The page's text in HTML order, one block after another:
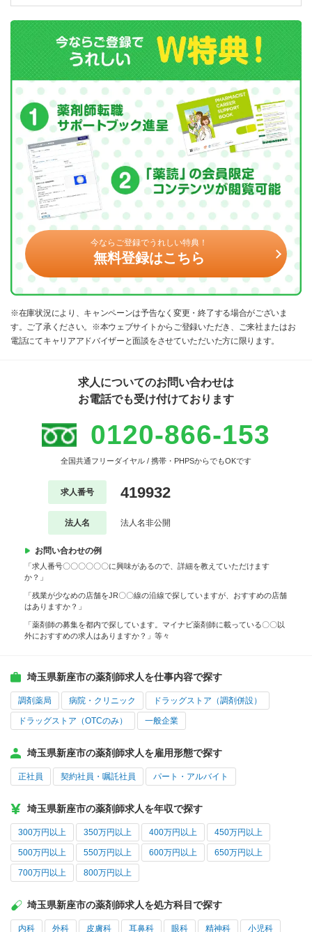
今ならご登録でうれしい特典！
無料登録はこちら
※在庫状況により、キャンペーンは予告なく変更・終了する場合がございま
す。ご了承ください。※本ウェブサイトからご登録いただき、ご来社またはお
電話にてキャリアアドバイザーと面談をさせていただいた方に限ります。
求人についてのお問い合わせは
お電話でも受け付けております
0120-866-153
全国共通フリーダイヤル / 携帯・PHPSからでもOKです
求人番号 419932
法人名 法人名非公開
お問い合わせの例
「求人番号〇〇〇〇〇〇に興味があるので、詳細を教えていただけます
か？」
「残業が少なめの店舗をJR〇〇線の沿線で探していますが、おすすめの店舗
はありますか？」
「薬剤師の募集を都内で探しています。マイナビ薬剤師に載っている〇〇以
外におすすめの求人はありますか？」等々
埼玉県新座市の薬剤師求人を仕事内容で探す
調剤薬局 病院・クリニック ドラッグストア（調剤併設）
ドラッグストア（OTCのみ） 一般企業
埼玉県新座市の薬剤師求人を雇用形態で探す
正社員 契約社員・嘱託社員 パート・アルバイト
埼玉県新座市の薬剤師求人を年収で探す
300万円以上 350万円以上 400万円以上 450万円以上
500万円以上 550万円以上 600万円以上 650万円以上
700万円以上 800万円以上
埼玉県新座市の薬剤師求人を処方科目で探す
内科 外科 皮膚科 耳鼻科 眼科 精神科 小児科